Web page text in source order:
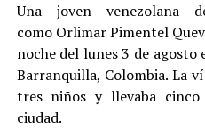
Una joven venezolana
como Orlimar Pimentel
noche del lunes 3 de agosto
Barranquilla, Colombia. La
tres niños y llevaba cinco
ciudad.